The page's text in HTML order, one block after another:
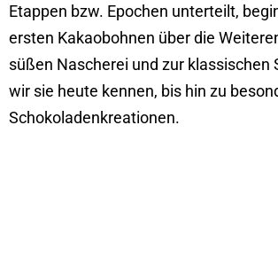
Etappen bzw. Epochen unterteilt,
ersten Kakaobohnen über die
süßen Nascherei und zur klassischen
wir sie heute kennen, bis hin zu
Schokoladenkreationen.